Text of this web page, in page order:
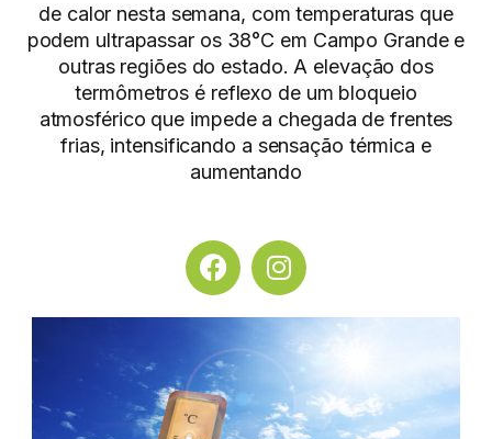
de calor nesta semana, com temperaturas que
podem ultrapassar os 38°C em Campo Grande e
outras regiões do estado. A elevação dos
termômetros é reflexo de um bloqueio
atmosférico que impede a chegada de frentes
frias, intensificando a sensação térmica e
aumentando